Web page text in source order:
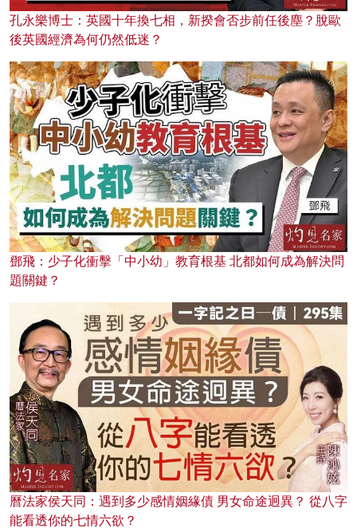
孔永樂博士：英國十年換七相，新揆會否步前任後塵？脫歐
後英國經濟為何仍然低迷？
鄧飛：少子化衝擊「中小幼」教育根基 北都如何成為解決問
題關鍵？
曆法家侯天同：遇到多少感情姻緣債 男女命途迥異？ 從八字
能看透你的七情六欲？